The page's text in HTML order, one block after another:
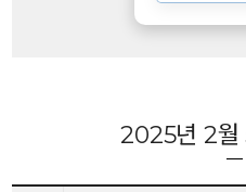
2025년 2월